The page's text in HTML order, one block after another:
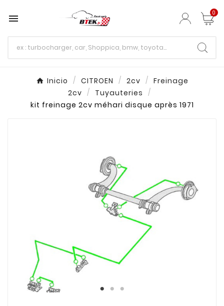
 0
Inicio CITROEN 2cv
Freinage
2cv
Tuyauteries
kit freinage 2cv méhari disque après 1971